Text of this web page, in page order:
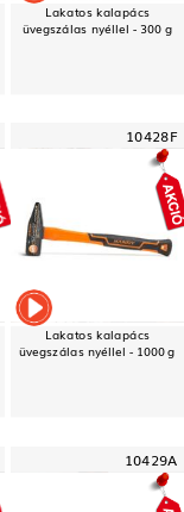
Lakatos kalapács
üvegszálas nyéllel - 300 g
10428F
Lakatos kalapács
üvegszálas nyéllel - 1000 g
10429A